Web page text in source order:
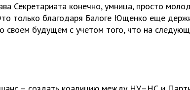
Секретариата конечно, умница, просто
только благодаря Балоге Ющенко еще
своем будущем с учетом того, что на